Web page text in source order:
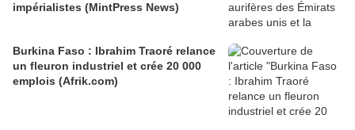
impérialistes (MintPress News)
Burkina Faso : Ibrahim Traoré relance
un fleuron industriel et crée 20 000
emplois (Afrik.com)